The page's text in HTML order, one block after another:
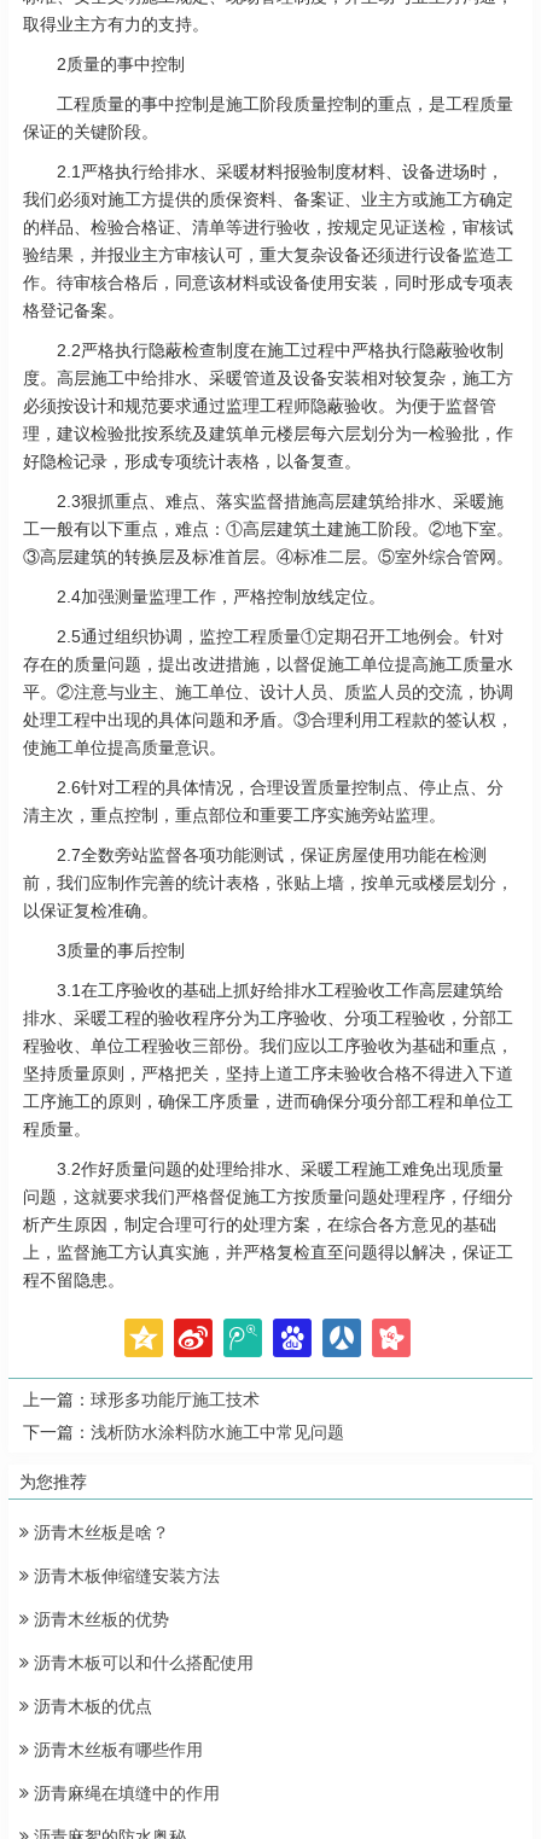
取得业主方有力的支持。
2质量的事中控制
工程质量的事中控制是施工阶段质量控制的重点，是工程质量
保证的关键阶段。
2.1严格执行给排水、采暖材料报验制度材料、设备进场时，
我们必须对施工方提供的质保资料、备案证、业主方或施工方确定
的样品、检验合格证、清单等进行验收，按规定见证送检，审核试
验结果，并报业主方审核认可，重大复杂设备还须进行设备监造工
作。待审核合格后，同意该材料或设备使用安装，同时形成专项表
格登记备案。
2.2严格执行隐蔽检查制度在施工过程中严格执行隐蔽验收制
度。高层施工中给排水、采暖管道及设备安装相对较复杂，施工方
必须按设计和规范要求通过监理工程师隐蔽验收。为便于监督管
理，建议检验批按系统及建筑单元楼层每六层划分为一检验批，作
好隐检记录，形成专项统计表格，以备复查。
2.3狠抓重点、难点、落实监督措施高层建筑给排水、采暖施
工一般有以下重点，难点：①高层建筑土建施工阶段。②地下室。
③高层建筑的转换层及标准首层。④标准二层。⑤室外综合管网。
2.4加强测量监理工作，严格控制放线定位。
2.5通过组织协调，监控工程质量①定期召开工地例会。针对
存在的质量问题，提出改进措施，以督促施工单位提高施工质量水
平。②注意与业主、施工单位、设计人员、质监人员的交流，协调
处理工程中出现的具体问题和矛盾。③合理利用工程款的签认权，
使施工单位提高质量意识。
2.6针对工程的具体情况，合理设置质量控制点、停止点、分
清主次，重点控制，重点部位和重要工序实施旁站监理。
2.7全数旁站监督各项功能测试，保证房屋使用功能在检测
前，我们应制作完善的统计表格，张贴上墙，按单元或楼层划分，
以保证复检准确。
3质量的事后控制
3.1在工序验收的基础上抓好给排水工程验收工作高层建筑给
排水、采暖工程的验收程序分为工序验收、分项工程验收，分部工
程验收、单位工程验收三部份。我们应以工序验收为基础和重点，
坚持质量原则，严格把关，坚持上道工序未验收合格不得进入下道
工序施工的原则，确保工序质量，进而确保分项分部工程和单位工
程质量。
3.2作好质量问题的处理给排水、采暖工程施工难免出现质量
问题，这就要求我们严格督促施工方按质量问题处理程序，仔细分
析产生原因，制定合理可行的处理方案，在综合各方意见的基础
上，监督施工方认真实施，并严格复检直至问题得以解决，保证工
程不留隐患。
上一篇： 球形多功能厅施工技术
下一篇： 浅析防水涂料防水施工中常见问题
为您推荐
沥青木丝板是啥？
沥青木板伸缩缝安装方法
沥青木丝板的优势
沥青木板可以和什么搭配使用
沥青木板的优点
沥青木丝板有哪些作用
沥青麻绳在填缝中的作用